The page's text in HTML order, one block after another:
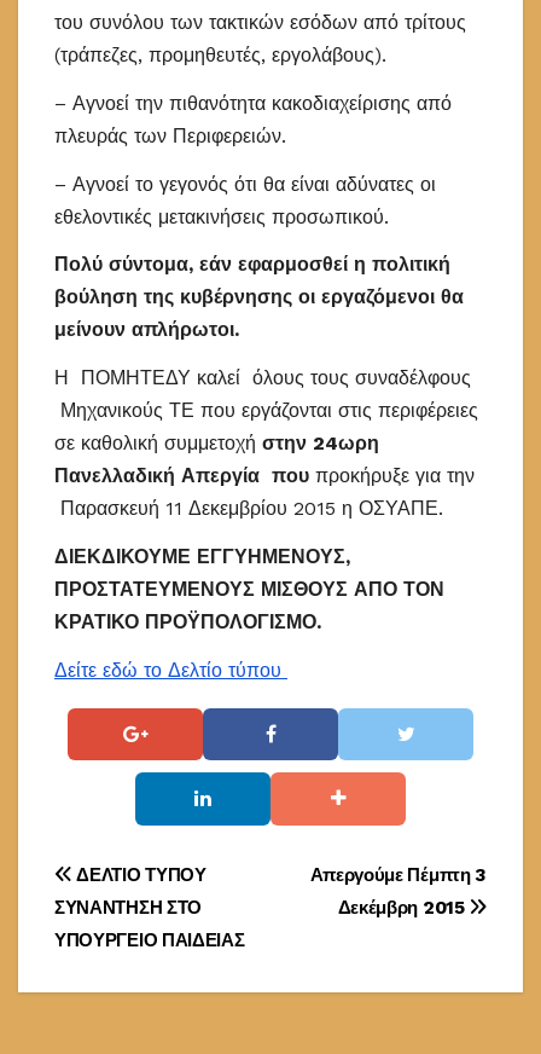
του συνόλου των τακτικών εσόδων από τρίτους
(τράπεζες, προμηθευτές, εργολάβους).
– Αγνοεί την πιθανότητα κακοδιαχείρισης από
πλευράς των Περιφερειών.
– Αγνοεί το γεγονός ότι θα είναι αδύνατες οι
εθελοντικές μετακινήσεις προσωπικού.
Πολύ σύντομα, εάν εφαρμοσθεί η πολιτική
βούληση της κυβέρνησης οι εργαζόμενοι θα
μείνουν απλήρωτοι.
Η ΠΟΜΗΤΕΔΥ καλεί όλους τους συναδέλφους
Μηχανικούς ΤΕ που εργάζονται στις περιφέρειες
σε καθολική συμμετοχή στην 24ωρη
Πανελλαδική Απεργία που προκήρυξε για την
Παρασκευή 11 Δεκεμβρίου 2015 η ΟΣΥΑΠΕ.
ΔΙΕΚΔΙΚΟΥΜΕ ΕΓΓΥΗΜΕΝΟΥΣ,
ΠΡΟΣΤΑΤΕΥΜΕΝΟΥΣ ΜΙΣΘΟΥΣ ΑΠΟ ΤΟΝ
ΚΡΑΤΙΚΟ ΠΡΟΫΠΟΛΟΓΙΣΜΟ.
Δείτε εδώ το Δελτίο τύπου
Πλοήγηση
άρθρων
Απεργούμε Πέμπτη 3
Δεκέμβρη 2015
ΔΕΛΤΙΟ ΤΥΠΟΥ
ΣΥΝΑΝΤΗΣΗ ΣΤΟ
ΥΠΟΥΡΓΕΙΟ ΠΑΙΔΕΙΑΣ